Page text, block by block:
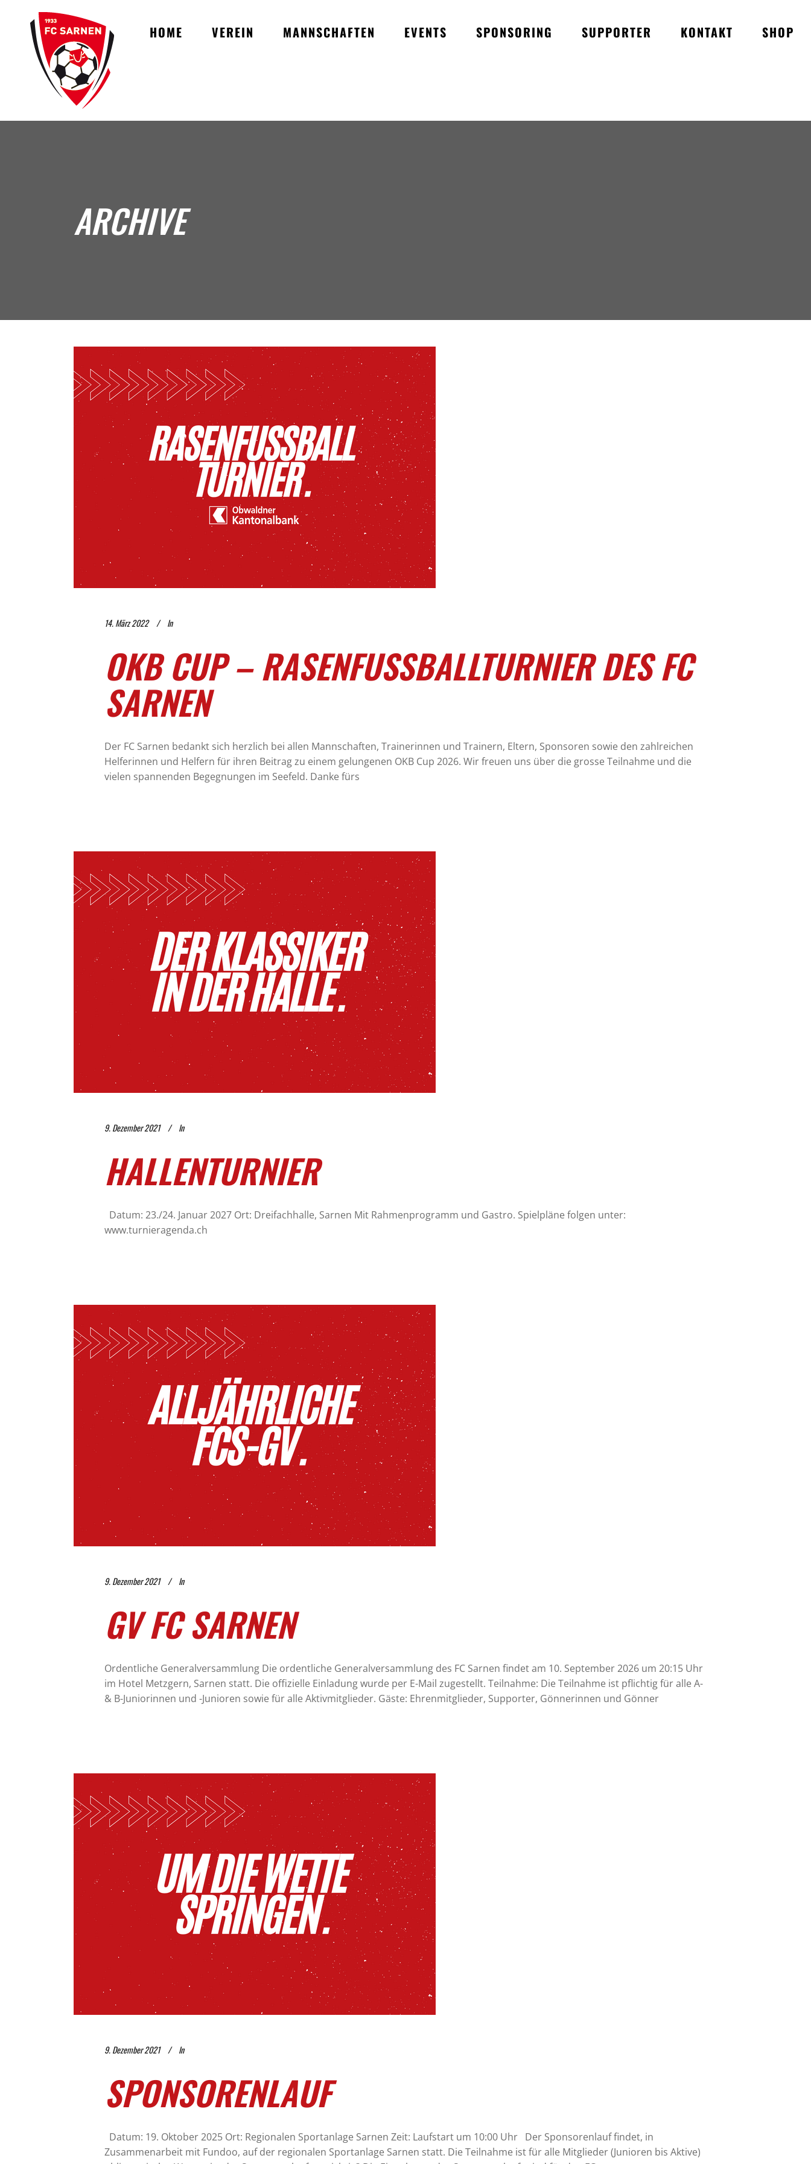
HOME VEREIN MANNSCHAFTEN EVENTS SPONSORING SUPPORTER KONTAKT SHOP
ARCHIVE
14. März 2022 In
OKB CUP – RASENFUSSBALLTURNIER DES FC
SARNEN
Der FC Sarnen bedankt sich herzlich bei allen Mannschaften, Trainerinnen und Trainern, Eltern, Sponsoren sowie den zahlreichen
Helferinnen und Helfern für ihren Beitrag zu einem gelungenen OKB Cup 2026. Wir freuen uns über die grosse Teilnahme und die
vielen spannenden Begegnungen im Seefeld. Danke fürs
9. Dezember 2021 In
HALLENTURNIER
Datum: 23./24. Januar 2027 Ort: Dreifachhalle, Sarnen Mit Rahmenprogramm und Gastro. Spielpläne folgen unter:
www.turnieragenda.ch
9. Dezember 2021 In
GV FC SARNEN
Ordentliche Generalversammlung Die ordentliche Generalversammlung des FC Sarnen findet am 10. September 2026 um 20:15 Uhr
im Hotel Metzgern, Sarnen statt. Die offizielle Einladung wurde per E-Mail zugestellt. Teilnahme: Die Teilnahme ist pflichtig für alle A-
& B-Juniorinnen und -Junioren sowie für alle Aktivmitglieder. Gäste: Ehrenmitglieder, Supporter, Gönnerinnen und Gönner
9. Dezember 2021 In
SPONSORENLAUF
Datum: 19. Oktober 2025 Ort: Regionalen Sportanlage Sarnen Zeit: Laufstart um 10:00 Uhr Der Sponsorenlauf findet, in
Zusammenarbeit mit Fundoo, auf der regionalen Sportanlage Sarnen statt. Die Teilnahme ist für alle Mitglieder (Junioren bis Aktive)